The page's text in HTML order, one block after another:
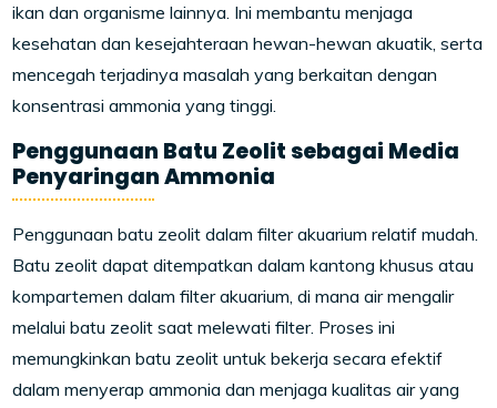
ikan dan organisme lainnya. Ini membantu menjaga
kesehatan dan kesejahteraan hewan-hewan akuatik, serta
mencegah terjadinya masalah yang berkaitan dengan
konsentrasi ammonia yang tinggi.
Penggunaan Batu Zeolit sebagai Media
Penyaringan Ammonia
Penggunaan batu zeolit dalam filter akuarium relatif mudah.
Batu zeolit dapat ditempatkan dalam kantong khusus atau
kompartemen dalam filter akuarium, di mana air mengalir
melalui batu zeolit saat melewati filter. Proses ini
memungkinkan batu zeolit untuk bekerja secara efektif
dalam menyerap ammonia dan menjaga kualitas air yang